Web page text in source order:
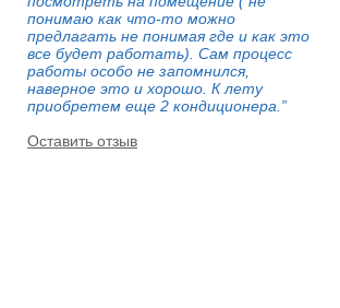
понимаю как что-то можно
предлагать не понимая где и как это
все будет работать). Сам процесс
работы особо не запомнился,
наверное это и хорошо. К лету
приобретем еще 2 кондиционера.”
Оставить отзыв